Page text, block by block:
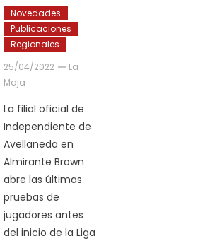
Novedades
Publicaciones
Regionales
25/04/2022
La
Maja
La filial oficial de
Independiente de
Avellaneda en
Almirante Brown
abre las últimas
pruebas de
jugadores antes
del inicio de la Liga